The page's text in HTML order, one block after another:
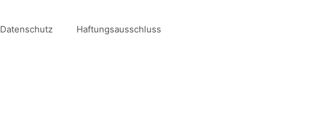
Datenschutz Haftungsausschluss